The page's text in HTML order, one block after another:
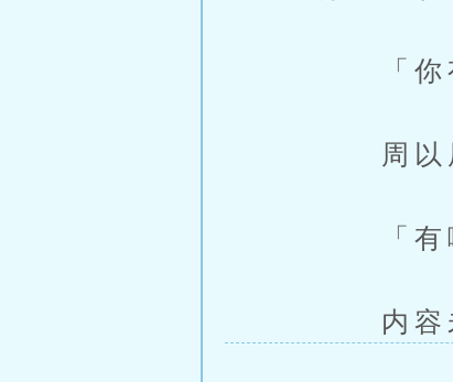
「你有
周以辰
「有
内容未